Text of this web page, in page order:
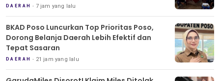
DAERAH 7 jam yang lalu
BKAD Poso Luncurkan Top Prioritas Poso,
Dorong Belanja Daerah Lebih Efektif dan
Tepat Sasaran
DAERAH 21 jam yang lalu